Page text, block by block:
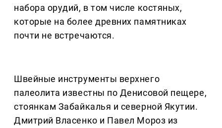
набора орудий, в том числе костяных,
которые на более древних памятниках
почти не встречаются.
Швейные инструменты верхнего
палеолита известны по Денисовой пещере,
стоянкам Забайкалья и северной Якутии.
Дмитрий Власенко и Павел Мороз из